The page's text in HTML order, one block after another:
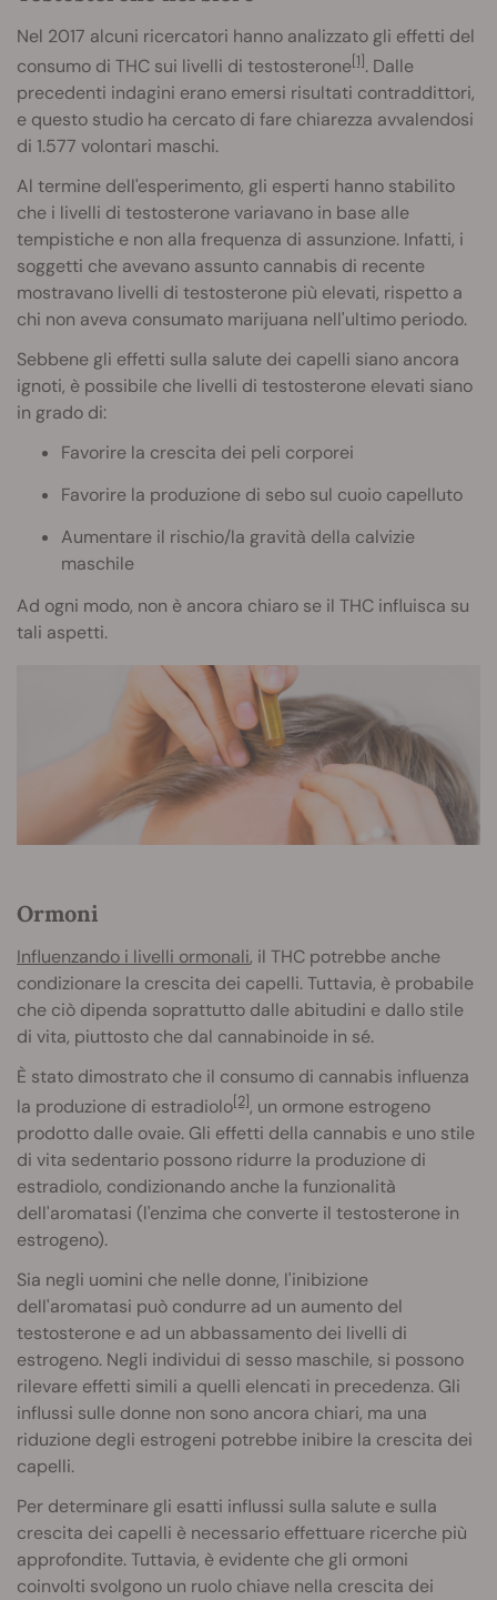
Nel 2017 alcuni ricercatori hanno analizzato gli effetti del
consumo di THC sui livelli di testosterone[1]. Dalle
precedenti indagini erano emersi risultati contraddittori,
e questo studio ha cercato di fare chiarezza avvalendosi
di 1.577 volontari maschi.
Al termine dell'esperimento, gli esperti hanno stabilito
che i livelli di testosterone variavano in base alle
tempistiche e non alla frequenza di assunzione. Infatti, i
soggetti che avevano assunto cannabis di recente
mostravano livelli di testosterone più elevati, rispetto a
chi non aveva consumato marijuana nell'ultimo periodo.
Sebbene gli effetti sulla salute dei capelli siano ancora
ignoti, è possibile che livelli di testosterone elevati siano
in grado di:
Favorire la crescita dei peli corporei
Favorire la produzione di sebo sul cuoio capelluto
Aumentare il rischio/la gravità della calvizie
maschile
Ad ogni modo, non è ancora chiaro se il THC influisca su
tali aspetti.
Ormoni
Influenzando i livelli ormonali, il THC potrebbe anche
condizionare la crescita dei capelli. Tuttavia, è probabile
che ciò dipenda soprattutto dalle abitudini e dallo stile
di vita, piuttosto che dal cannabinoide in sé.
È stato dimostrato che il consumo di cannabis influenza
la produzione di estradiolo[2], un ormone estrogeno
prodotto dalle ovaie. Gli effetti della cannabis e uno stile
di vita sedentario possono ridurre la produzione di
estradiolo, condizionando anche la funzionalità
dell'aromatasi (l'enzima che converte il testosterone in
estrogeno).
Sia negli uomini che nelle donne, l'inibizione
dell'aromatasi può condurre ad un aumento del
testosterone e ad un abbassamento dei livelli di
estrogeno. Negli individui di sesso maschile, si possono
rilevare effetti simili a quelli elencati in precedenza. Gli
influssi sulle donne non sono ancora chiari, ma una
riduzione degli estrogeni potrebbe inibire la crescita dei
capelli.
Per determinare gli esatti influssi sulla salute e sulla
crescita dei capelli è necessario effettuare ricerche più
approfondite. Tuttavia, è evidente che gli ormoni
coinvolti svolgono un ruolo chiave nella crescita dei